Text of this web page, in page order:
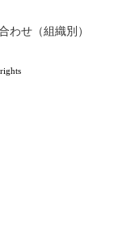
わせ（組織別）